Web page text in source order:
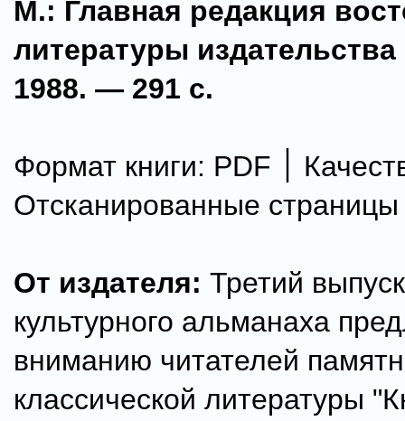
М.: Главная редакция
литературы
1988. — 291 с.
Формат книги: PDF ׀ Качество:
Отсканированные страницы
От издателя: Третий
культурного альманаха
вниманию читателей
классической литературы